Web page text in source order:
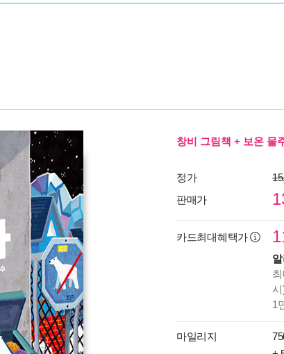
창비 그림책 + 보온 물
정가
판매가
카드최대혜택가
1
마일리지